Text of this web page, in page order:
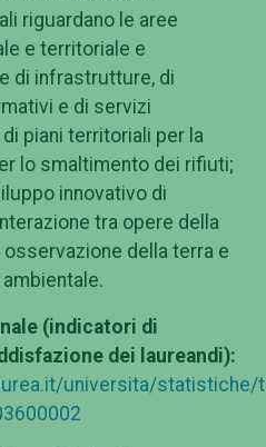
riguardano le aree
e territoriale e
di infrastrutture, di
e di servizi
piani territoriali per la
lo smaltimento dei rifiuti;
innovativo di
tra opere della
della terra e
(indicatori di
dei laureandi):
universita/statistiche/